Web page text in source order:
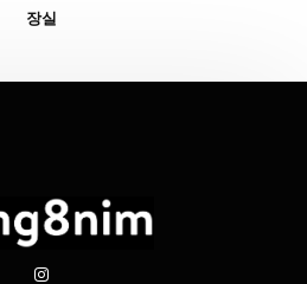
장실